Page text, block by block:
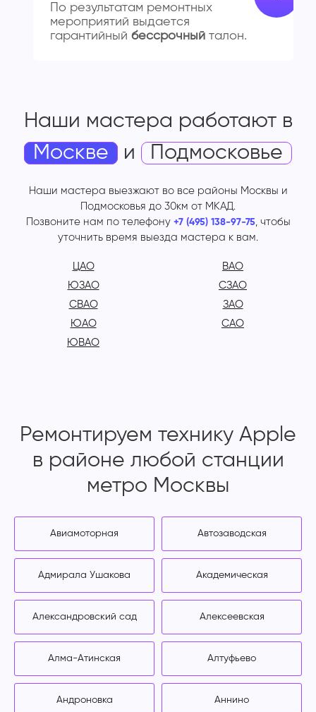
По результатам ремонтных
мероприятий выдается
гарантийный бессрочныйталон.
Наши мастера работают в
Москве
и Подмосковье
Наши мастера выезжают во все районы Москвы и
Подмосковья до 30км от МКАД.
Позвоните нам по телефону +7 (495) 138-97-75, чтобы
уточнить время выезда мастера к вам.
ЦАО
ЮЗАО
СВАО
ЮАО
ЮВАО
ВАО
СЗАО
ЗАО
САО
Ремонтируем технику Apple
в районе любой станции
метро Москвы
Авиамоторная Автозаводская
Адмирала Ушакова Академическая
Александровский сад Алексеевская
Алма-Атинская Алтуфьево
Андроновка Аннино